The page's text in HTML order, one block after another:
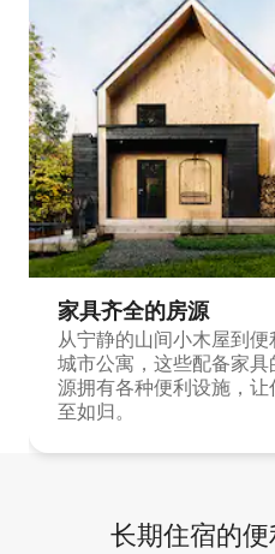
家具齐全的房源
从宁静的山间小木屋到便
城市公寓，这些配备家具
源拥有各种便利设施，让
至如归。
长期住宿的